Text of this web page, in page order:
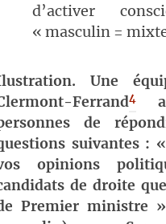
d’activer
« masculin =
Une
Ferrand4
a
de
suivantes :
opinions
de droite
Premier ministre